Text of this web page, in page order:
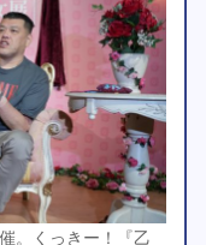
。くっきー！『乙